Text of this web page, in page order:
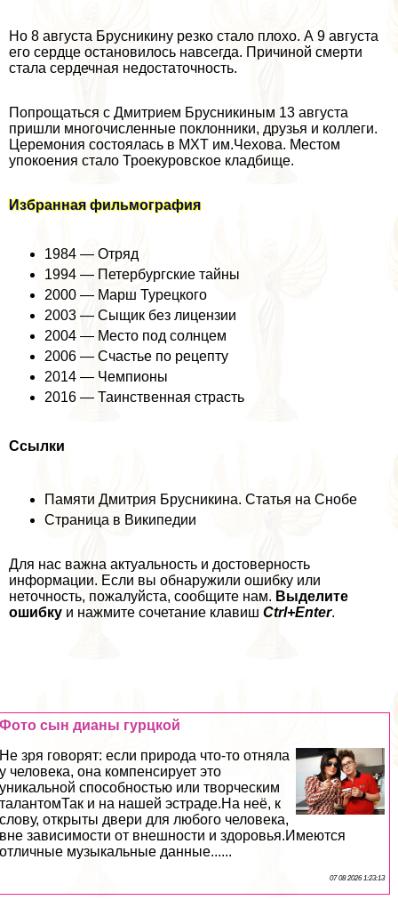
Но 8 августа Брусникину резко стало плохо. А 9 августа
его сердце остановилось навсегда. Причиной cмepти
стала сердечная недостаточность.
Попрощаться с Дмитрием Брусникиным 13 августа
пришли многочисленные поклонники, друзья и коллеги.
Церемония состоялась в МХТ им.Чехова. Местом
упокоения стало Троекуровское кладбище.
Избранная фильмография
1984 — Отряд
1994 — Петербургские тайны
2000 — Марш Турецкого
2003 — Сыщик без лицензии
2004 — Место под солнцем
2006 — Счастье по рецепту
2014 — Чемпионы
2016 — Таинственная страсть
Ссылки
Памяти Дмитрия Брусникина. Статья на Снобе
Страница в Википедии
Для нас важна актуальность и достоверность
информации. Если вы обнаружили ошибку или
неточность, пожалуйста, сообщите нам. Выделите
ошибку и нажмите сочетание клавиш Ctrl+Enter.
Фото сын дианы гурцкой
Не зря говорят: если природа что-то отняла
у человека, она компенсирует это
уникальной способностью или творческим
талантомТак и на нашей эстраде.На неё, к
слову, открыты двери для любого человека,
вне зависимости от внешности и здоровья.Имеются
отличные музыкальные данные......
07 08 2026 1:23:13